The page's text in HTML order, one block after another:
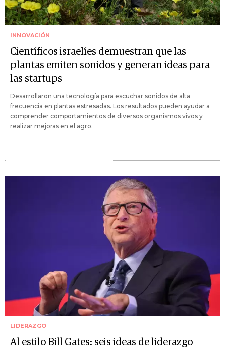
INNOVACIÓN
Científicos israelíes demuestran que las
plantas emiten sonidos y generan ideas para
las startups
Desarrollaron una tecnología para escuchar sonidos de alta
frecuencia en plantas estresadas. Los resultados pueden ayudar a
comprender comportamientos de diversos organismos vivos y
realizar mejoras en el agro.
LIDERAZGO
Al estilo Bill Gates: seis ideas de liderazgo